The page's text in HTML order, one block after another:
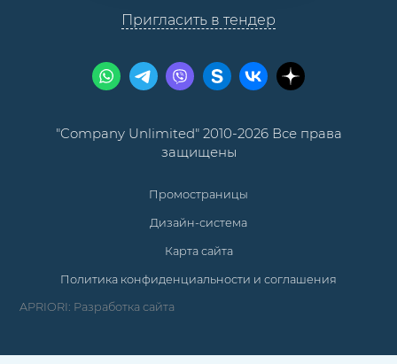
Пригласить в тендер
"Company Unlimited" 2010-2026 Все права
защищены
Промостраницы
Дизайн-система
Карта сайта
Политика конфиденциальности и соглашения
APRIORI: Разработка сайта